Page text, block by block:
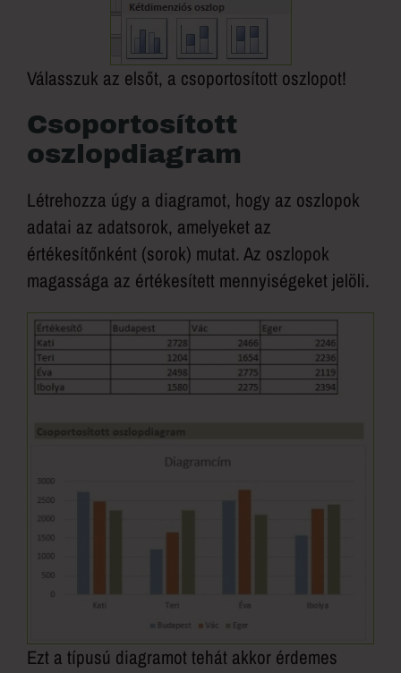
Válasszuk az elsőt, a csoportosított oszlopot!
Csoportosított
oszlopdiagram
Létrehozza úgy a diagramot, hogy az oszlopok
adatai az adatsorok, amelyeket az
értékesítőnként (sorok) mutat. Az oszlopok
magassága az értékesített mennyiségeket jelöli.
Ezt a típusú diagramot tehát akkor érdemes